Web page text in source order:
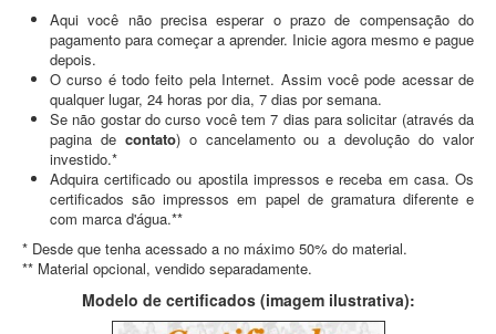
Aqui você não precisa esperar o prazo de compensação do
pagamento para começar a aprender. Inicie agora mesmo e pague
depois.
O curso é todo feito pela Internet. Assim você pode acessar de
qualquer lugar, 24 horas por dia, 7 dias por semana.
Se não gostar do curso você tem 7 dias para solicitar (através da
pagina de contato) o cancelamento ou a devolução do valor
investido.*
Adquira certificado ou apostila impressos e receba em casa. Os
certificados são impressos em papel de gramatura diferente e
com marca d'água.**
* Desde que tenha acessado a no máximo 50% do material.
** Material opcional, vendido separadamente.
Modelo de certificados (imagem ilustrativa):